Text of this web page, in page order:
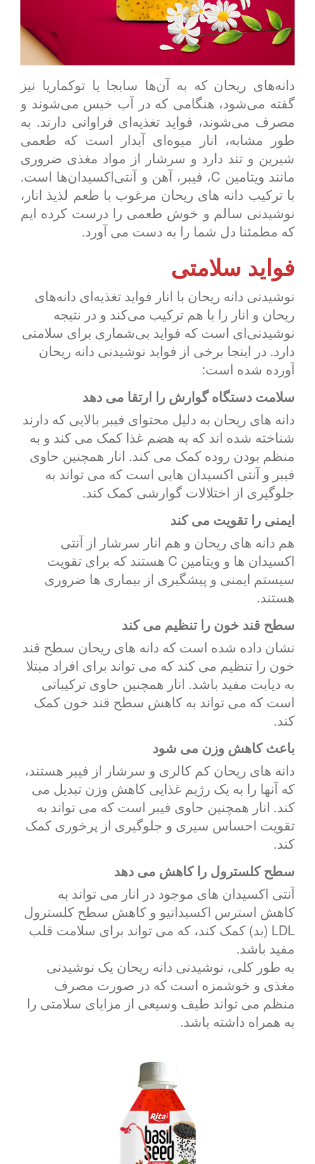
دانه‌های ریحان که به آن‌ها سابجا یا توکماریا نیز
گفته می‌شود، هنگامی که در آب خیس می‌شوند و
مصرف می‌شوند، فواید تغذیه‌ای فراوانی دارند. به
طور مشابه، انار میوه‌ای آبدار است که طعمی
شیرین و تند دارد و سرشار از مواد مغذی ضروری
مانند ویتامین C، فیبر، آهن و آنتی‌اکسیدان‌ها است.
با ترکیب دانه های ریحان مرغوب با طعم لذیذ انار،
نوشیدنی سالم و خوش طعمی را درست کرده ایم
که مطمئنا دل شما را به دست می آورد.
فواید سلامتی
نوشیدنی دانه ریحان با انار فواید تغذیه‌ای دانه‌های
ریحان و انار را با هم ترکیب می‌کند و در نتیجه
نوشیدنی‌ای است که فواید بی‌شماری برای سلامتی
دارد. در اینجا برخی از فواید نوشیدنی دانه ریحان
آورده شده است:
سلامت دستگاه گوارش را ارتقا می دهد
دانه های ریحان به دلیل محتوای فیبر بالایی که دارند
شناخته شده اند که به هضم غذا کمک می کند و به
منظم بودن روده کمک می کند. انار همچنین حاوی
فیبر و آنتی اکسیدان هایی است که می تواند به
جلوگیری از اختلالات گوارشی کمک کند.
ایمنی را تقویت می کند
هم دانه های ریحان و هم انار سرشار از آنتی
اکسیدان ها و ویتامین C هستند که برای تقویت
سیستم ایمنی و پیشگیری از بیماری ها ضروری
هستند.
سطح قند خون را تنظیم می کند
نشان داده شده است که دانه های ریحان سطح قند
خون را تنظیم می کند که می تواند برای افراد مبتلا
به دیابت مفید باشد. انار همچنین حاوی ترکیباتی
است که می تواند به کاهش سطح قند خون کمک
کند.
باعث کاهش وزن می شود
دانه های ریحان کم کالری و سرشار از فیبر هستند،
که آنها را به یک رژیم غذایی کاهش وزن تبدیل می
کند. انار همچنین حاوی فیبر است که می تواند به
تقویت احساس سیری و جلوگیری از پرخوری کمک
کند.
سطح کلسترول را کاهش می دهد
آنتی اکسیدان های موجود در انار می تواند به
کاهش استرس اکسیداتیو و کاهش سطح کلسترول
LDL (بد) کمک کند، که می تواند برای سلامت قلب
مفید باشد.
به طور کلی، نوشیدنی دانه ریحان یک نوشیدنی
مغذی و خوشمزه است که در صورت مصرف
منظم می تواند طیف وسیعی از مزایای سلامتی را
به همراه داشته باشد.